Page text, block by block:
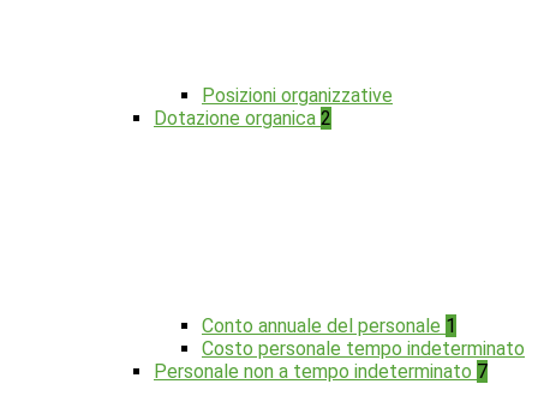
Posizioni organizzative
Dotazione organica 2
Conto annuale del personale 1
Costo personale tempo indeterminato
Personale non a tempo indeterminato 7